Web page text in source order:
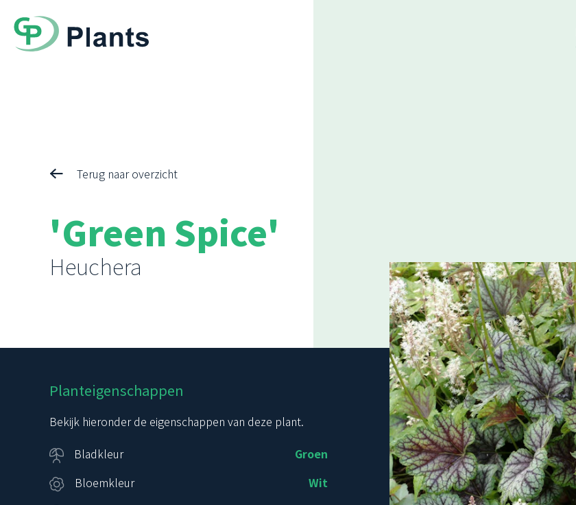
Terug naar overzicht
'Green Spice'
Heuchera
Planteigenschappen
Bekijk hieronder de eigenschappen van deze plant.
Bladkleur
Groen
Bloemkleur
Wit